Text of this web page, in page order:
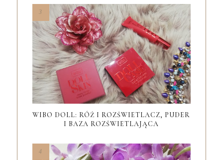
WIBO DOLL: RÓŻ I ROZŚWIETLACZ, PUDER
I BAZA ROZŚWIETLAJĄCA